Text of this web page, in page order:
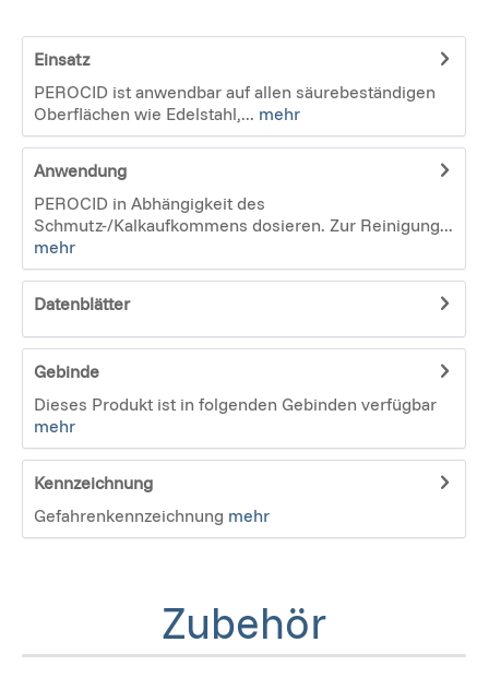
Einsatz
PEROCID ist anwendbar auf allen säurebeständigen
Oberflächen wie Edelstahl,... mehr
Anwendung
PEROCID in Abhängigkeit des
Schmutz-/Kalkaufkommens dosieren. Zur Reinigung...
mehr
Datenblätter
Gebinde
Dieses Produkt ist in folgenden Gebinden verfügbar
mehr
Kennzeichnung
Gefahrenkennzeichnung mehr
Zubehör